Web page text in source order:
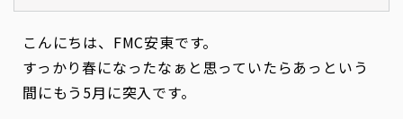
こんにちは、FMC安東です。
すっかり春になったなぁと思っていたらあっという
間にもう5月に突入です。